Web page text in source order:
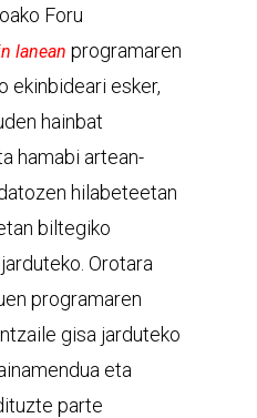
Foru
lanean programaren
ekinbideari esker,
hainbat
hamabi artean-
hilabeteetan
biltegiko
Orotara
programaren
gisa jarduteko
eta
parte